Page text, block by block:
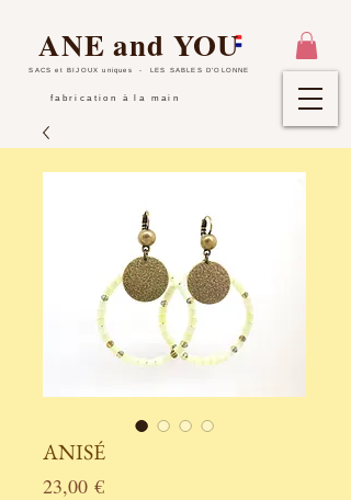
SACS et BIJOUX uniques - LES SABLES D'OLONNE
ANE and YOU
fabrication à la main
ANISÉ
23,00 €Prix